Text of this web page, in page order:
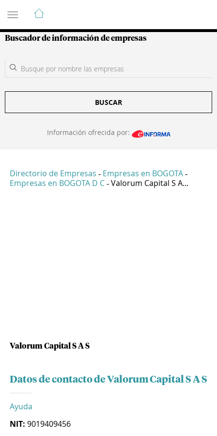
Guía de Empresas Colombianas
Buscador de información de empresas
BUSCAR
Información ofrecida por:
Directorio de Empresas - Empresas en BOGOTA -
Empresas en BOGOTA D C - Valorum Capital S A...
Valorum Capital S A S
Datos de contacto de Valorum Capital S A S
Ayuda
NIT: 9019409456